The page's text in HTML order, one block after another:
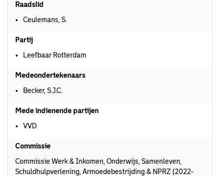
Raadslid
Ceulemans, S.
Partij
Leefbaar Rotterdam
Medeondertekenaars
Becker, S.J.C.
Mede indienende partijen
VVD
Commissie
Commissie Werk & Inkomen, Onderwijs, Samenleven,
Schuldhulpverlening, Armoedebestrijding & NPRZ (2022-